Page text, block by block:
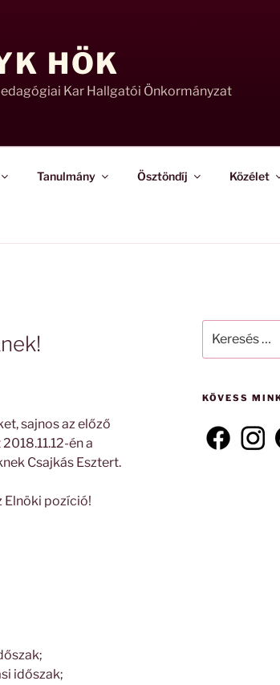
HÖK
Kar Hallgatói Önkormányzat
Tanulmány Ösztöndíj Közélet
sajnos az előző
én a
Csajkás Esztert.
Elnöki pozíció!
időszak;
következő
KÖVESS